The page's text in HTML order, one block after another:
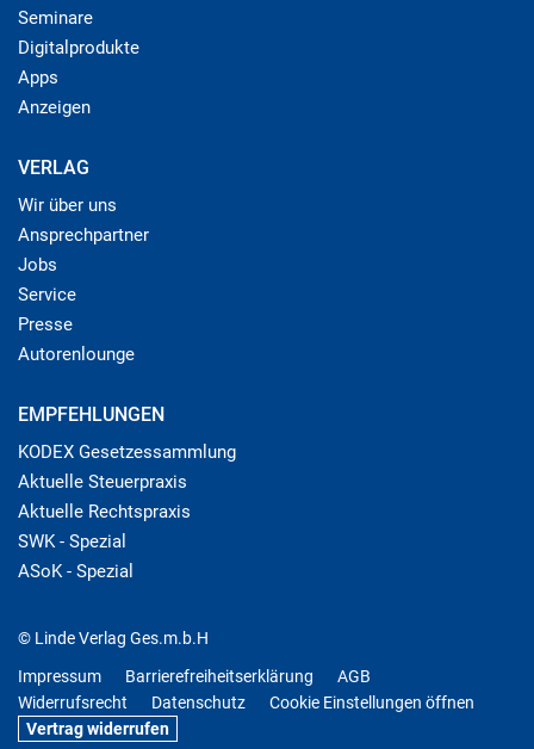
Seminare
Digitalprodukte
Apps
Anzeigen
VERLAG
Wir über uns
Ansprechpartner
Jobs
Service
Presse
Autorenlounge
EMPFEHLUNGEN
KODEX Gesetzessammlung
Aktuelle Steuerpraxis
Aktuelle Rechtspraxis
SWK - Spezial
ASoK - Spezial
© Linde Verlag Ges.m.b.H
Impressum
Barrierefreiheitserklärung
AGB
Widerrufsrecht
Datenschutz
Cookie Einstellungen öffnen
Vertrag widerrufen